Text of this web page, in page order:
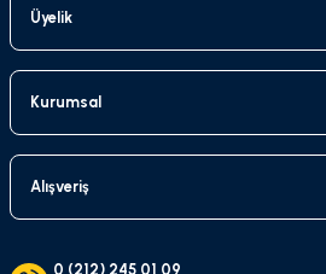
Üyelik
Kurumsal
Alışveriş
0 (212) 245 01 09